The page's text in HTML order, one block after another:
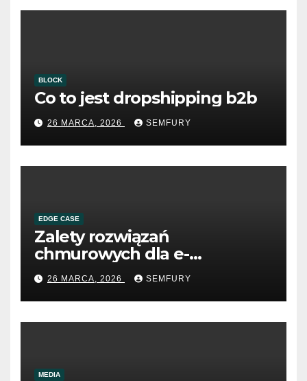
BLOCK
Co to jest dropshipping b2b
26 MARCA, 2026 SEMFURY
EDGE CASE
Zalety rozwiązań
chmurowych dla e-
commerce B2B
26 MARCA, 2026 SEMFURY
MEDIA